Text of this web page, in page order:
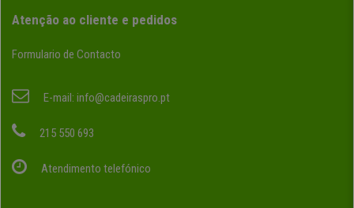
Atenção ao cliente e pedidos
Formulario de Contacto
E-mail: info@cadeiraspro.pt
215 550 693
Atendimento telefónico